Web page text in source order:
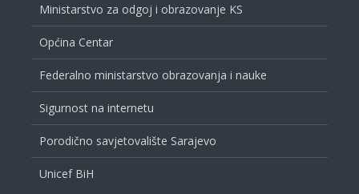
Ministarstvo za odgoj i obrazovanje KS
Općina Centar
Federalno ministarstvo obrazovanja i nauke
Sigurnost na internetu
Porodično savjetovalište Sarajevo
Unicef BiH